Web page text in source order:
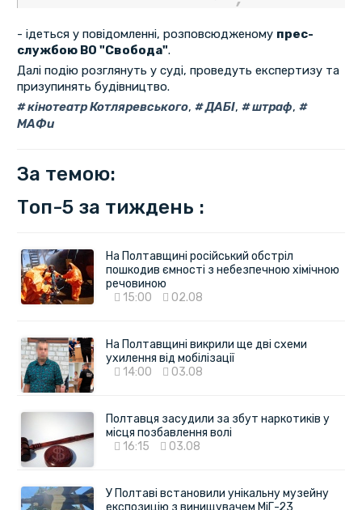
- ідеться у повідомленні, розповсюдженому прес-
службою ВО "Свобода".
Далі подію розглянуть у суді, проведуть експертизу та
призупинять будівництво.
кінотеатр Котляревського, ДАБІ, штраф,
МАФи
За темою:
Топ-5 за тиждень :
На Полтавщині російський обстріл
пошкодив ємності з небезпечною хімічною
речовиною
15:00
02.08
На Полтавщині викрили ще дві схеми
ухилення від мобілізації
14:00
03.08
Полтавця засудили за збут наркотиків у
місця позбавлення волі
16:15
03.08
У Полтаві встановили унікальну музейну